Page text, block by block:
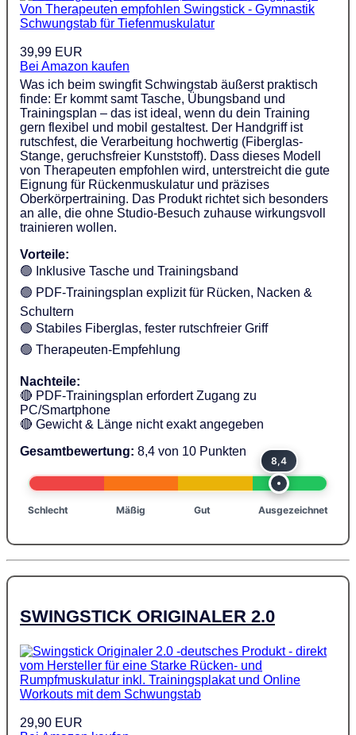
39,99 EUR
Bei Amazon kaufen
Was ich beim swingfit Schwingstab äußerst praktisch
finde: Er kommt samt Tasche, Übungsband und
Trainingsplan – das ist ideal, wenn du dein Training
gern flexibel und mobil gestaltest. Der Handgriff ist
rutschfest, die Verarbeitung hochwertig (Fiberglas-
Stange, geruchsfreier Kunststoff). Dass dieses Modell
von Therapeuten empfohlen wird, unterstreicht die gute
Eignung für Rückenmuskulatur und präzises
Oberkörpertraining. Das Produkt richtet sich besonders
an alle, die ohne Studio-Besuch zuhause wirkungsvoll
trainieren wollen.
Vorteile:
🟢 Inklusive Tasche und Trainingsband
🟢 PDF-Trainingsplan explizit für Rücken, Nacken &
Schultern
🟢 Stabiles Fiberglas, fester rutschfreier Griff
🟢 Therapeuten-Empfehlung
Nachteile:
🔴 PDF-Trainingsplan erfordert Zugang zu
PC/Smartphone
🔴 Gewicht & Länge nicht exakt angegeben
Gesamtbewertung: 8,4 von 10 Punkten
8,4
Schlecht Mäßig Gut Ausgezeichnet
SWINGSTICK ORIGINALER 2.0
29,90 EUR